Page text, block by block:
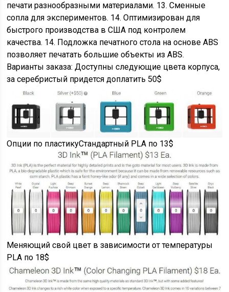
печати разнообразными материалами. 13. Сменные
сопла для экспериментов. 14. Оптимизирован для
быстрого производства в США под контролем
качества. 14. Подложка печатного стола на основе ABS
позволяет печатать большие объекты из ABS.
Варианты заказа: Доступны следующие цвета корпуса,
за серебристый придется доплатить 50$
Опции по пластикуСтандартный PLA по 13$
Меняющий свой цвет в зависимости от температуры
PLA по 18$